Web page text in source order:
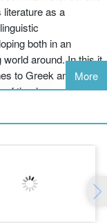
as a
both in an
around. In this it
to Greek and Latin
of timeless value
authorities
has in
More